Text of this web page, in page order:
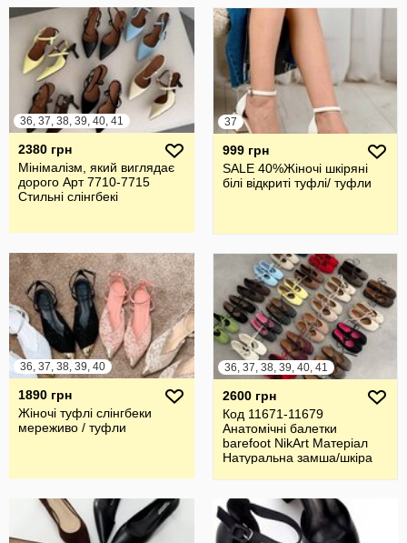
36, 37, 38, 39, 40, 41
2380 грн
Мінімалізм, який виглядає
дорого Арт 7710-7715
Стильні слінгбекі
37
999 грн
SALE 40%Жіночі шкіряні
білі відкриті туфлі/ туфли
36, 37, 38, 39, 40
1890 грн
Жіночі туфлі слінгбеки
мереживо / туфли
36, 37, 38, 39, 40, 41
2600 грн
Код 11671-11679
Анатомічні балетки
barefoot NikArt Матеріал
Натуральна замша/шкіра